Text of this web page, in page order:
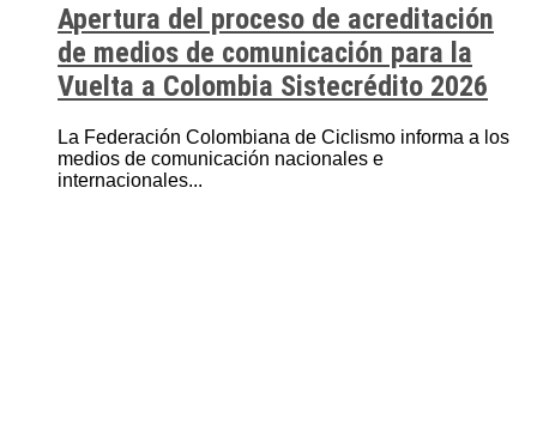
Apertura del proceso de acreditación
de medios de comunicación para la
Vuelta a Colombia Sistecrédito 2026
La Federación Colombiana de Ciclismo informa a los
medios de comunicación nacionales e
internacionales...